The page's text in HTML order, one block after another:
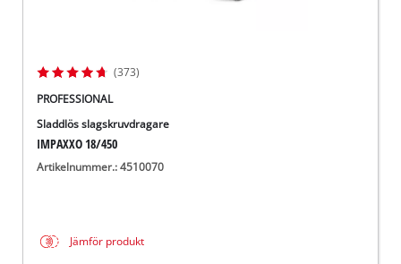
(373)
PROFESSIONAL
Sladdlös slagskruvdragare
IMPAXXO 18/450
Artikelnummer.: 4510070
Jämför produkt